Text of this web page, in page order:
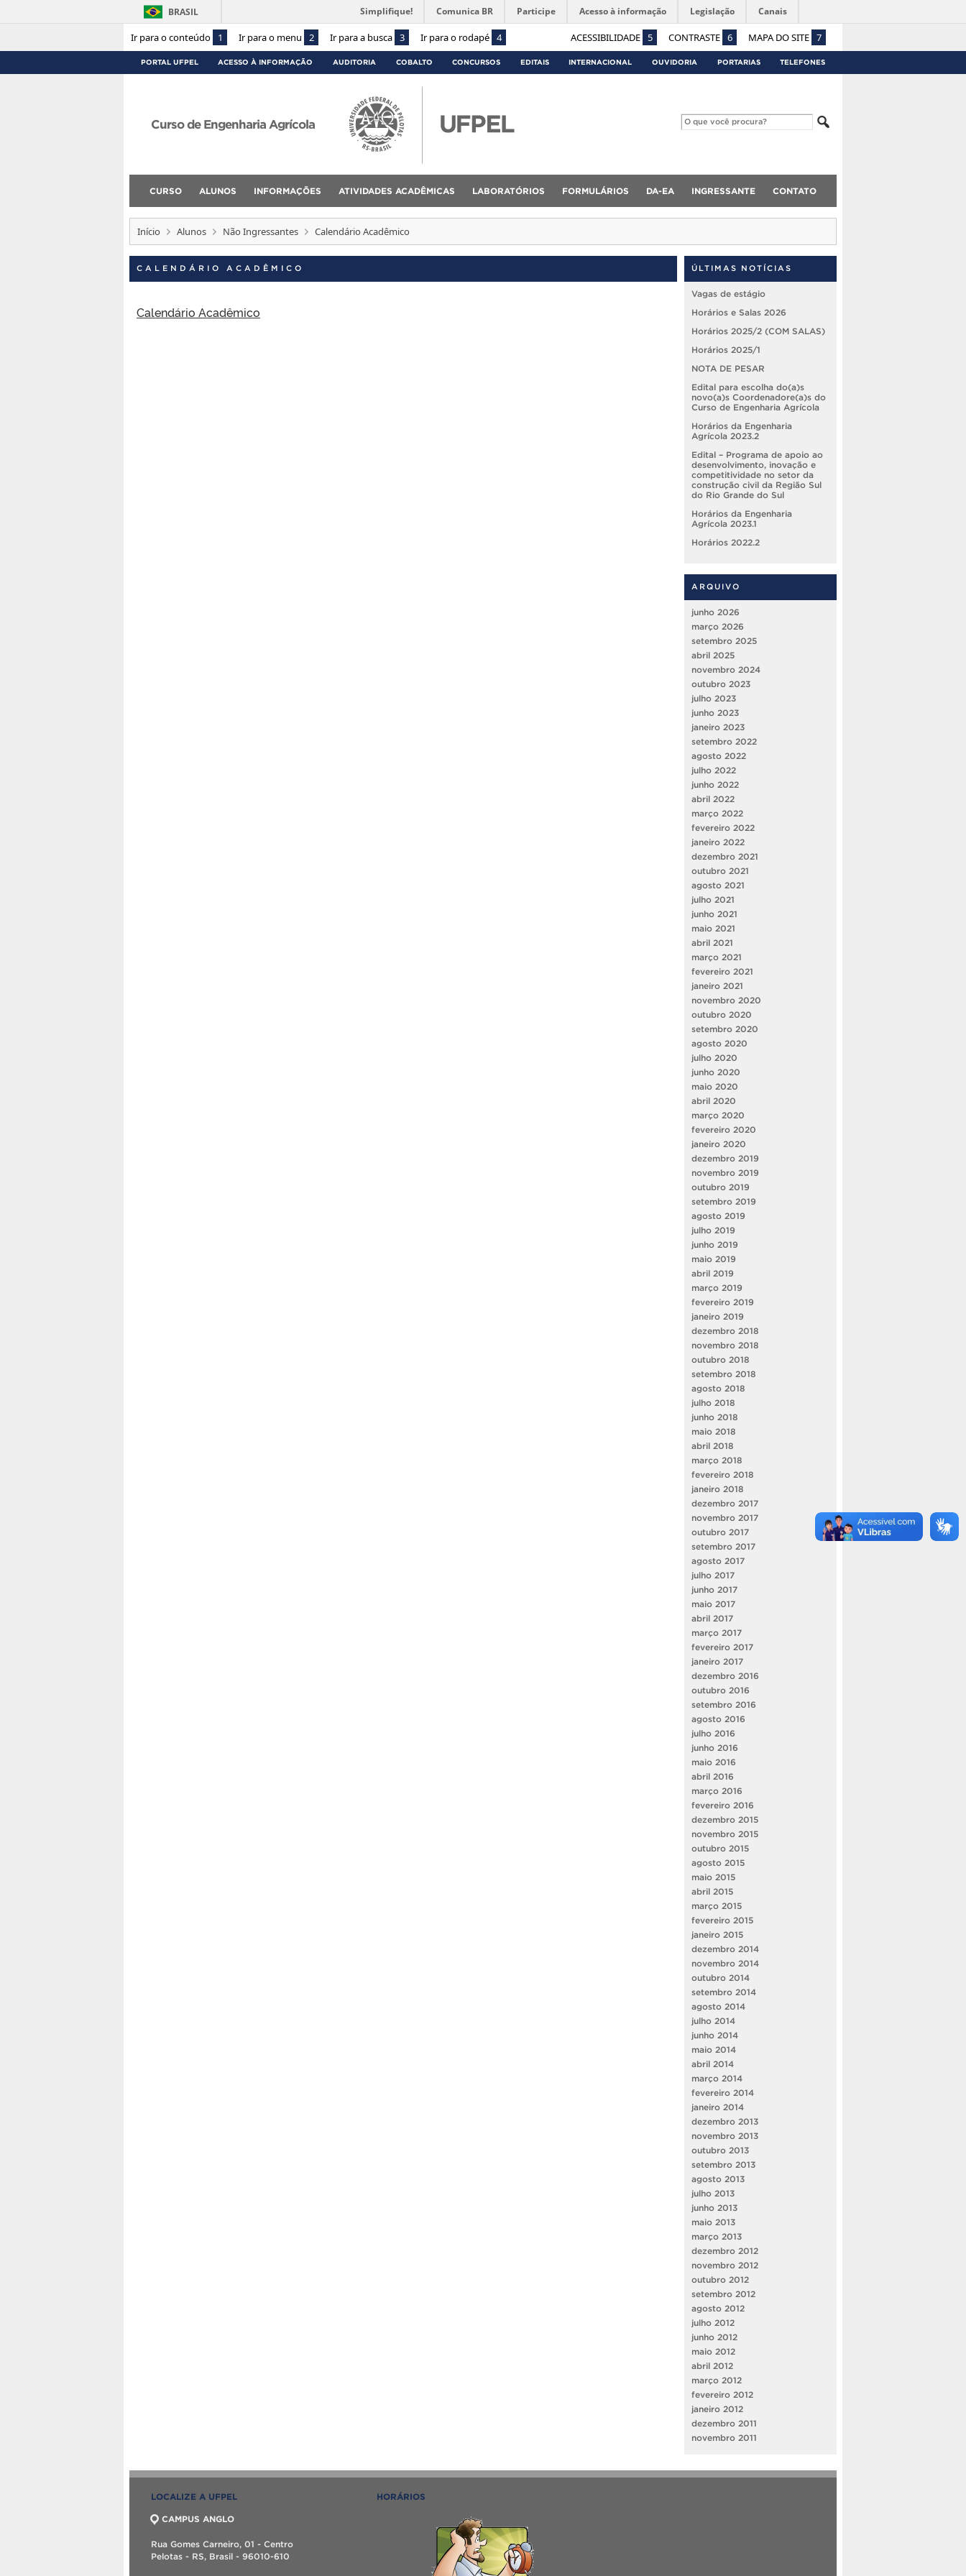
Ir para o conteúdo 1 Ir para o menu 2 Ir para a busca 3 Ir para o rodapé 4 ACESSIBILIDADE 5 CONTRASTE 6 MAPA DO SITE 7
BRASIL Simplifique! Comunica BR Participe Acesso à informação Legislação Canais
PORTAL UFPEL ACESSO À INFORMAÇÃO AUDITORIA COBALTO CONCURSOS EDITAIS INTERNACIONAL OUVIDORIA PORTARIAS TELEFONES
Curso de Engenharia Agrícola
CURSO ALUNOS INFORMAÇÕES ATIVIDADES ACADÊMICAS LABORATÓRIOS FORMULÁRIOS DA-EA INGRESSANTE CONTATO
Início Alunos Não Ingressantes Calendário Acadêmico
CALENDÁRIO ACADÊMICO
Calendário Acadêmico
ÚLTIMAS NOTÍCIAS
Vagas de estágio
Horários e Salas 2026
Horários 2025/2 (COM SALAS)
Horários 2025/1
NOTA DE PESAR
Edital para escolha do(a)s
novo(a)s Coordenadore(a)s do
Curso de Engenharia Agrícola
Horários da Engenharia
Agrícola 2023.2
Edital – Programa de apoio ao
desenvolvimento, inovação e
competitividade no setor da
construção civil da Região Sul
do Rio Grande do Sul
Horários da Engenharia
Agrícola 2023.1
Horários 2022.2
ARQUIVO
junho 2026
março 2026
setembro 2025
abril 2025
novembro 2024
outubro 2023
julho 2023
junho 2023
janeiro 2023
setembro 2022
agosto 2022
julho 2022
junho 2022
abril 2022
março 2022
fevereiro 2022
janeiro 2022
dezembro 2021
outubro 2021
agosto 2021
julho 2021
junho 2021
maio 2021
abril 2021
março 2021
fevereiro 2021
janeiro 2021
novembro 2020
outubro 2020
setembro 2020
agosto 2020
julho 2020
junho 2020
maio 2020
abril 2020
março 2020
fevereiro 2020
janeiro 2020
dezembro 2019
novembro 2019
outubro 2019
setembro 2019
agosto 2019
julho 2019
junho 2019
maio 2019
abril 2019
março 2019
fevereiro 2019
janeiro 2019
dezembro 2018
novembro 2018
outubro 2018
setembro 2018
agosto 2018
julho 2018
junho 2018
maio 2018
abril 2018
março 2018
fevereiro 2018
janeiro 2018
dezembro 2017
novembro 2017
outubro 2017
setembro 2017
agosto 2017
julho 2017
junho 2017
maio 2017
abril 2017
março 2017
fevereiro 2017
janeiro 2017
dezembro 2016
outubro 2016
setembro 2016
agosto 2016
julho 2016
junho 2016
maio 2016
abril 2016
março 2016
fevereiro 2016
dezembro 2015
novembro 2015
outubro 2015
agosto 2015
maio 2015
abril 2015
março 2015
fevereiro 2015
janeiro 2015
dezembro 2014
novembro 2014
outubro 2014
setembro 2014
agosto 2014
julho 2014
junho 2014
maio 2014
abril 2014
março 2014
fevereiro 2014
janeiro 2014
dezembro 2013
novembro 2013
outubro 2013
setembro 2013
agosto 2013
julho 2013
junho 2013
maio 2013
março 2013
dezembro 2012
novembro 2012
outubro 2012
setembro 2012
agosto 2012
julho 2012
junho 2012
maio 2012
abril 2012
março 2012
fevereiro 2012
janeiro 2012
dezembro 2011
novembro 2011
LOCALIZE A UFPEL
CAMPUS ANGLO
Rua Gomes Carneiro, 01 - Centro
Pelotas - RS, Brasil - 96010-610
HORÁRIOS